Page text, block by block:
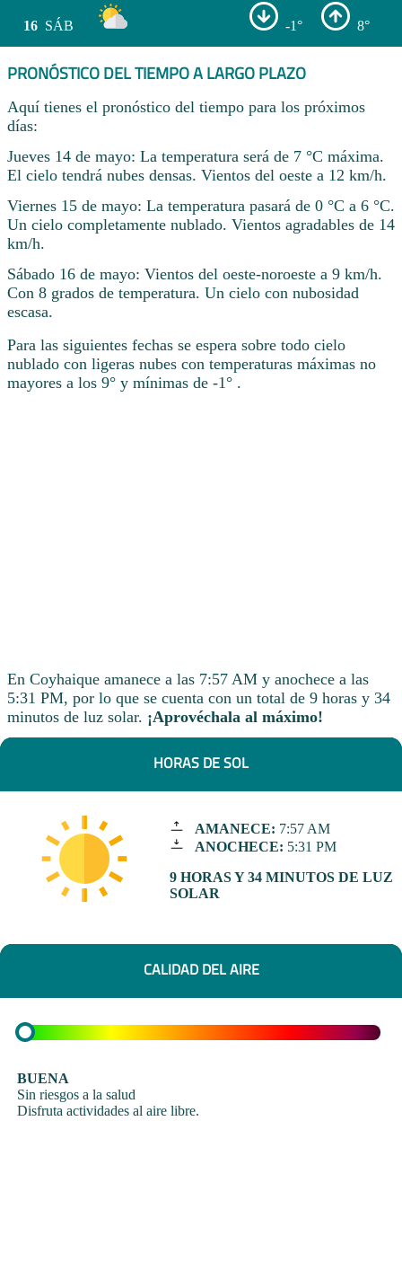
16 SÁB -1° 8°
PRONÓSTICO DEL TIEMPO A LARGO PLAZO
Aquí tienes el pronóstico del tiempo para los próximos
días:
Jueves 14 de mayo: La temperatura será de 7 °C máxima.
El cielo tendrá nubes densas. Vientos del oeste a 12 km/h.
Viernes 15 de mayo: La temperatura pasará de 0 °C a 6 °C.
Un cielo completamente nublado. Vientos agradables de 14
km/h.
Sábado 16 de mayo: Vientos del oeste-noroeste a 9 km/h.
Con 8 grados de temperatura. Un cielo con nubosidad
escasa.
Para las siguientes fechas se espera sobre todo cielo
nublado con ligeras nubes con temperaturas máximas no
mayores a los 9° y mínimas de -1° .
En Coyhaique amanece a las 7:57 AM y anochece a las
5:31 PM, por lo que se cuenta con un total de 9 horas y 34
minutos de luz solar. ¡Aprovéchala al máximo!
HORAS DE SOL
AMANECE: 7:57 AM
ANOCHECE: 5:31 PM
9 HORAS Y 34 MINUTOS DE LUZ
SOLAR
CALIDAD DEL AIRE
BUENA
Sin riesgos a la salud
Disfruta actividades al aire libre.